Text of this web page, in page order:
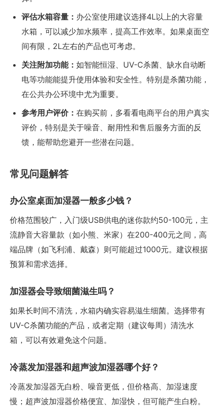
评估水箱容量： 办公室使用建议选择4L以上的大容量
水箱，可以减少加水频率，提高工作效率。如果桌面空
间有限，2L左右的产品也可考虑。
关注附加功能： 如智能恒湿、UV-C杀菌、缺水自动断
电等功能能提升使用体验和安全性。特别是杀菌功能，
在公共办公环境中尤为重要。
参考用户评价： 在购买前，多看看电商平台的用户真实
评价，特别是关于噪音、耐用性和售后服务方面的反
馈，能帮助您避开一些潜在问题。
常见问题解答
办公室桌面加湿器一般多少钱？
价格范围较广，入门级USB供电的迷你款约50-100元，主
流静音大容量款（如小熊、米家）在200-400元之间，高
端品牌（如飞利浦、戴森）则可能超过1000元。建议根据
预算和需求选择。
加湿器会导致细菌滋生吗？
如果长时间不清洗，水箱内确实容易滋生细菌。选择带有
UV-C杀菌功能的产品，或者定期（建议每周）清洗水
箱，可以有效避免这个问题。
冷蒸发加湿器和超声波加湿器哪个好？
冷蒸发加湿器无白粉、噪音更低，但价格高、加湿速度
慢；超声波加湿器价格便宜、加湿快，但可能产生白粉。